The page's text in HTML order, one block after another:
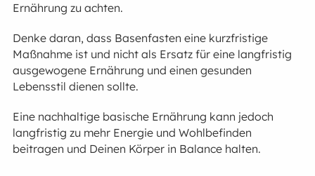
Ernährung zu achten.
Denke daran, dass Basenfasten eine kurzfristige
Maßnahme ist und nicht als Ersatz für eine langfristig
ausgewogene Ernährung und einen gesunden
Lebensstil dienen sollte.
Eine nachhaltige basische Ernährung kann jedoch
langfristig zu mehr Energie und Wohlbefinden
beitragen und Deinen Körper in Balance halten.